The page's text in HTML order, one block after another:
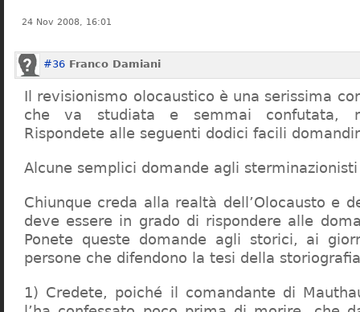
24 Nov 2008, 16:01
#36 Franco Damiani
Il revisionismo olocaustico è una serissima
che va studiata e semmai confutata,
Rispondete alle seguenti dodici facili
Alcune semplici domande agli sterminazionisti
Chiunque creda alla realtà dell’Olocausto e
deve essere in grado di rispondere alle
Ponete queste domande agli storici, ai
persone che difendono la tesi della
1) Credete, poiché il comandante di